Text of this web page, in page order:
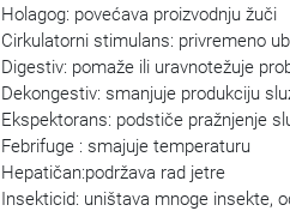
Holagog: povećava proizvodnju žuči
Cirkulatorni stimulans: privremeno
Digestiv: pomaže ili uravnotežuje
Dekongestiv: smanjuje produkciju
Ekspektorans: podstiče pražnjenje
Febrifuge : smajuje temperaturu
Hepatičan:podržava rad jetre
Insekticid: uništava mnoge insekte,